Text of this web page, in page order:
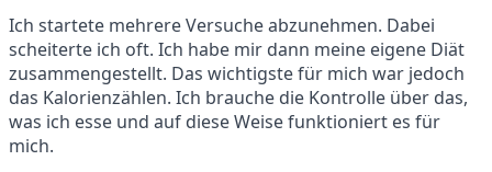
Ich startete mehrere Versuche abzunehmen. Dabei
scheiterte ich oft. Ich habe mir dann meine eigene Diät
zusammengestellt. Das wichtigste für mich war jedoch
das Kalorienzählen. Ich brauche die Kontrolle über das,
was ich esse und auf diese Weise funktioniert es für
mich.